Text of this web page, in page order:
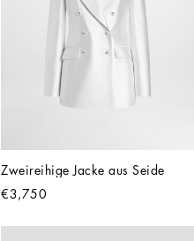
Zweireihige Jacke aus Seide
€3,750